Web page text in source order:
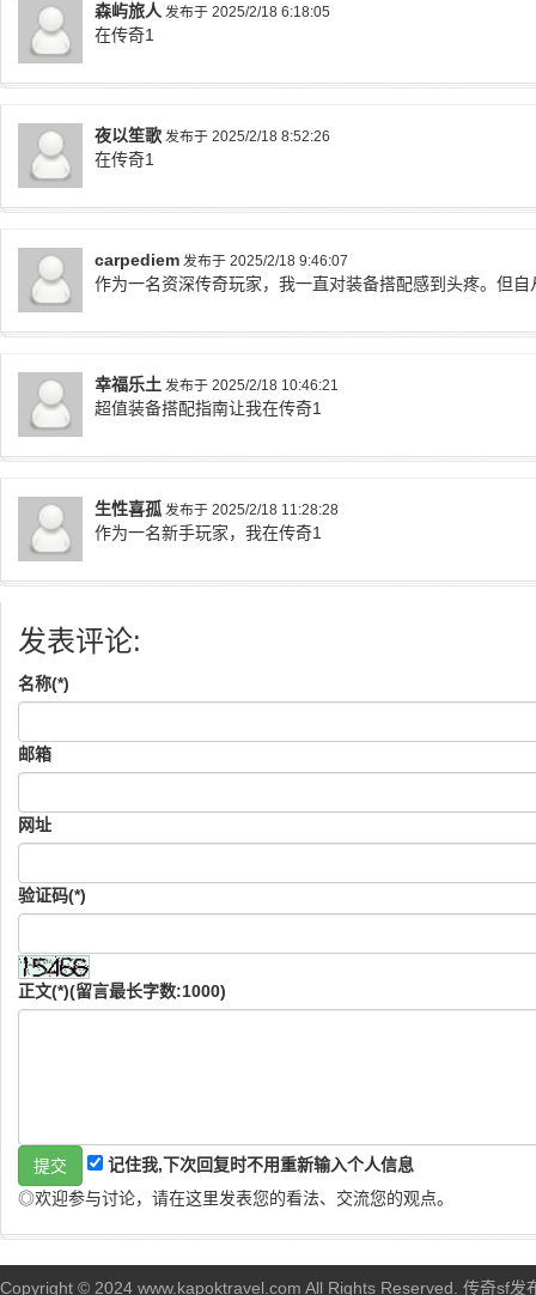
森屿旅人 发布于 2025/2/18 6:18:05
在传奇1
夜以笙歌 发布于 2025/2/18 8:52:26
在传奇1
carpediem 发布于 2025/2/18 9:46:07
作为一名资深传奇玩家，我一直对装备搭配感到头疼。但自
幸福乐土 发布于 2025/2/18 10:46:21
超值装备搭配指南让我在传奇1
生性喜孤 发布于 2025/2/18 11:28:28
作为一名新手玩家，我在传奇1
发表评论:
名称(*)
邮箱
网址
验证码(*)
正文(*)(留言最长字数:1000)
记住我,下次回复时不用重新输入个人信息
◎欢迎参与讨论，请在这里发表您的看法、交流您的观点。
Copyright © 2024 www.kapoktravel.com All Rights Reserved. 传奇sf发